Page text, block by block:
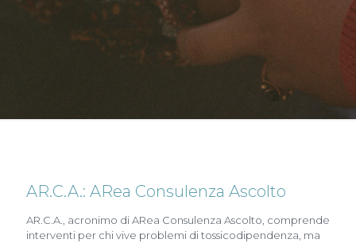
AR.C.A.: ARea Consulenza Ascolto
AR.C.A., acronimo di ARea Consulenza Ascolto, comprende
interventi per chi vive problemi di tossicodipendenza, ma